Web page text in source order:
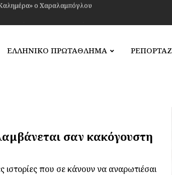
Βάσκος στην Κηφισιά
ΕΛΛΗΝΙΚΟ ΠΡΩΤΑΘΛΗΜΑ ΡΕΠΟΡΤΑΖ
σαν κακόγουστη
ιστορίες που σε κάνουν να αναρωτιέσαι